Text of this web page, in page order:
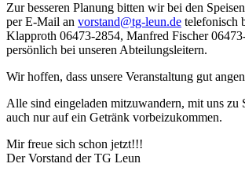
Zur besseren Planung bitten wir bei den
per E-Mail an vorstand@tg-leun.de telefonisch
Klapproth 06473-2854, Manfred Fischer
persönlich bei unseren Abteilungsleitern.
Wir hoffen, dass unsere Veranstaltung gut
Alle sind eingeladen mitzuwandern, mit uns zu
auch nur auf ein Getränk vorbeizukommen.
Mir freue sich schon jetzt!!!
Der Vorstand der TG Leun